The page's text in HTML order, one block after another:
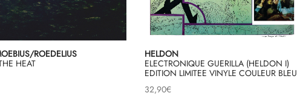
ROEDELIUS
HEAT
HELDON
ELECTRONIQUE GUERILLA (HELDON I)
EDITION LIMITEE VINYLE COULEUR BLEU
32,90€